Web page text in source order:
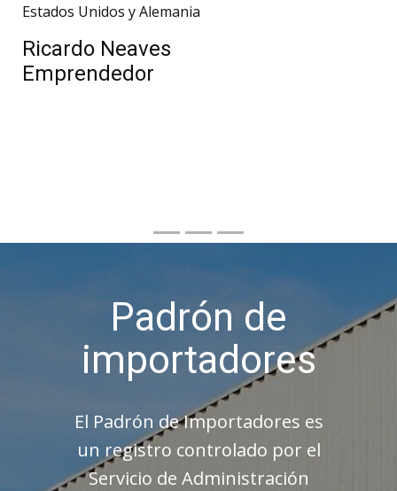
Estados Unidos y Alemania
Ricardo Neaves
Emprendedor
Padrón de
importadores
El Padrón de Importadores es
un registro controlado por el
Servicio de Administración